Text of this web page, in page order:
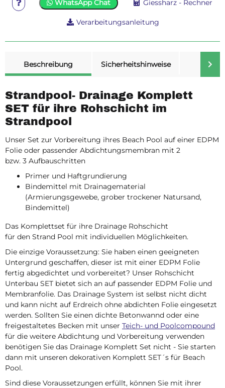
WhatsApp Chat Giessharz - Rechner
Verarbeitungsanleitung
Beschreibung
Sicherheitshinweise
Strandpool- Drainage Komplett
SET für ihre Rohschicht im
Strandpool
Unser Set zur Vorbereitung ihres Beach Pool auf einer EDPM
Folie oder passender Abdichtungsmembran mit 2
bzw. 3 Aufbauschritten
Primer und Haftgrundierung
Bindemittel mit Drainagematerial
(Armierungsgewebe, grober trockener Natursand,
Bindemittel)
Das Komplettset für ihre Drainage Rohschicht
für den Strand Pool mit individuellen Möglichkeiten.
Die einzige Voraussetzung: Sie haben einen geeigneten
Untergrund geschaffen, dieser ist mit einer EDPM Folie
fertig abgedichtet und vorbereitet? Unser Rohschicht
Unterbau SET bietet sich an auf passender EDPM Folie und
Membranfolie. Das Drainage System ist selbst nicht dicht
und kann nicht auf Erdreich ohne abdichten Folie eingesetzt
werden. Sollten Sie einen dichte Betonwannd oder eine
freigestaltetes Becken mit unser Teich- und Poolcompound
für die weitere Abdichtung und Vorbereitung verwenden
benötigen Sie das Drainage Komplett Set nicht - Sie starten
dann mit unseren dekorativen Komplett SET´s für Beach
Pool.
Sind diese Voraussetzungen erfüllt, können Sie mit ihrer